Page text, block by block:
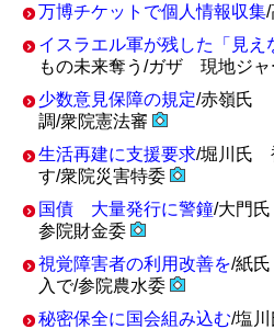
万博チケットで個人情報収集/
イスラエル軍が残した「見え
もの未来奪う/ガザ 現地ジャ
少数意見保障の規定/赤嶺氏
調/衆院憲法審
生活再建に支援要求/堀川氏
す/衆院災害特委
国債 大量発行に警鐘/大門
参院財金委
視覚障害者の利用改善を/紙
入で/参院農水委
秘密保全に国会組み込む/塩